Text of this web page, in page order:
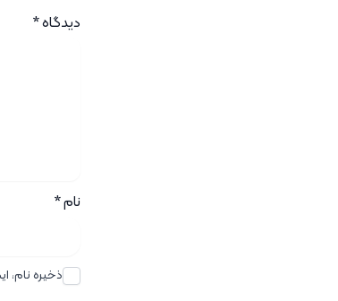
دیدگاه*
نام*
ذخیره نام،